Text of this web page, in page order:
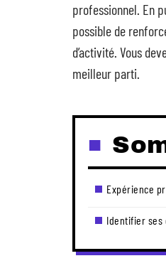
professionnel. En
possible de
d’activité. Vous
meilleur parti.
Expérience
Identifier ses